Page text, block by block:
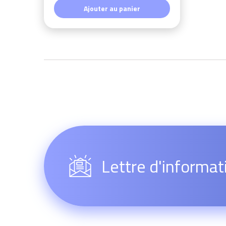
Ajouter au panier
Lettre